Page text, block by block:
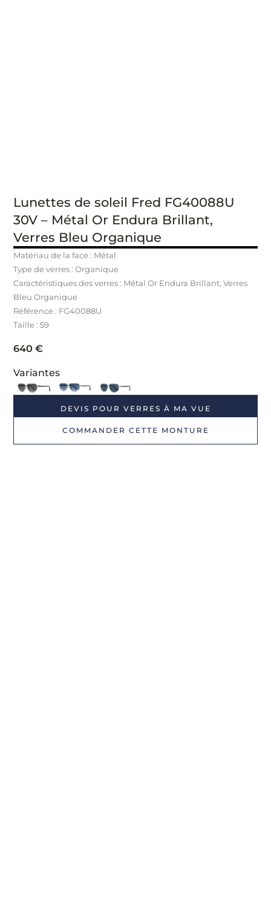
Lunettes de soleil Fred FG40088U
30V – Métal Or Endura Brillant,
Verres Bleu Organique
Matériau de la face : Métal
Type de verres : Organique
Caractéristiques des verres : Métal Or Endura Brillant, Verres
Bleu Organique
Référence : FG40088U
Taille : 59
640€
Variantes
DEVIS POUR VERRES À MA VUE
COMMANDER CETTE MONTURE